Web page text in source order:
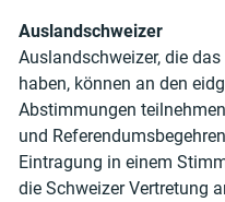
Auslandschweizer
Auslandschweizer, die
haben, können an den
Abstimmungen
und
Eintragung in einem
die Schweizer Vertretung